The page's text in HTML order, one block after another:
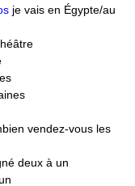
je vais en Égypte/au
vendez-vous les
deux à un